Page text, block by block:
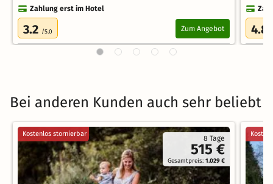
Zahlung erst im Hotel
3.2 /5.0 Zum Angebot 4.8
Bei anderen Kunden auch sehr beliebt
8 Tage
515 €
Gesamtpreis:1.029 €
Kostenlos stornierbar